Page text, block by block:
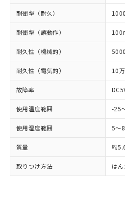
耐衝撃（耐久）
耐衝撃（誤動作）
耐久性（機械的）
耐久性（電気的） 10
故障率
使用温度範囲 -25
使用湿度範囲 5～
質量 約
取りつけ方法 は
了承ください。
正式な納期状況およ
様のお取引先、ま
ムロン制御機器販売
ご相談ください。
オムロン制御機器販
点は「
販売ネットワ
ください。
在庫状況および標
事前の承諾なく第
示しないようお願い
マイパーツ機能（
ビス）をご利用いた
メンバーズにご登
お客様が当ウェブ
登録された部品リス
および当社の共同利
(PBDE) 1000ppm以下、フタル
ル) (DEHP)(別名：DOP)
(DIBP) 1000ppm以下
但し、RoHS指令で産業用監視お
適用除外項目は除く。
フタル酸エステル類の４物質につ
図的な使用がないことを確認し
部品在庫の切り替え状況
月が前後することがありま
※3 非含有証明書ダウ
ニル類) : 1000ppm、 PBDEs(ポ
ル類) : 1000ppm、
DBP(フタル酸ジブチル) :
イソブチル) : 1000ppm、 BBP(フ
ル) : 1000ppm、
DEHP(フタル酸ビス(2-エチルヘ
※2 環境保護使用期限
「ｅ」：有害物質（10物
準値以下であることを示
「10」：通常の使用状況
質が外部に漏えいし、環
及ぼさない年数を意味し
「－」：未確認です。当
当社は規制貨物を破
全に破砕するなど
いよう必要な手段を
当社は貴社製品を
ル、化学兵器、生物
武器並びにこれら
使用いたしません。
当社は、貴社製品
場合は、上記1、2
該第三者に通知し
販売先および販売
法に輸出するおそれ
り引きをいたしませ
一定数以上の在
△ 一定数には満た
－
在庫なし(最新
いては、お客
たはお客様担
機器販売店・当
白
受注生産機種
情報を公開して